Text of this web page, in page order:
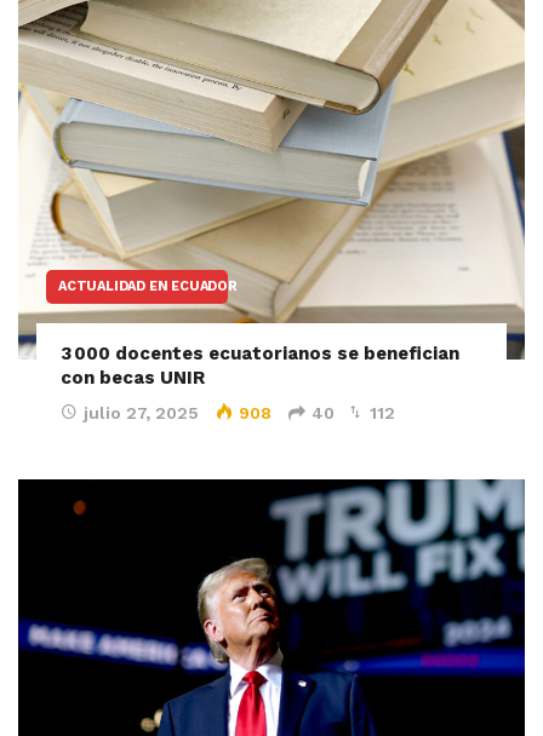
ACTUALIDAD EN ECUADOR
3 000 docentes ecuatorianos se benefician
con becas UNIR
julio 27, 2025 908 40 112